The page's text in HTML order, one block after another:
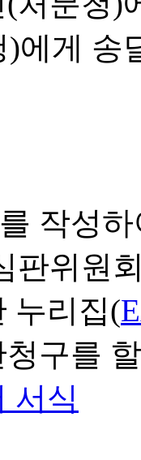
작성
판위원
누리집(
구를
서식